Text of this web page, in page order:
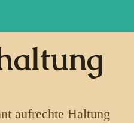
aufrechte Haltung